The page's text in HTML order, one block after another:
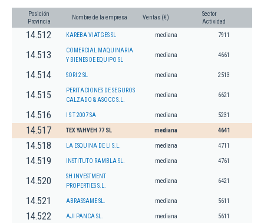
Posición
Provincia
Nombre de la empresa Ventas (€)
Sector
Actividad
14.512 KAREBA VIATGES SL mediana 7911
14.513
COMERCIAL MAQUINARIA
Y BIENES DE EQUIPO SL
mediana 4661
14.514 SORI 2 SL mediana 2513
14.515
PERITACIONES DE SEGUROS
CALZADO & ASOCC S.L.
mediana 6621
14.516 I S T 2007 SA mediana 5231
14.517 TEX YAHVEH 77 SL mediana 4641
14.518 LA ESQUINA DE LI S.L. mediana 4711
14.519 INSTITUTO RAMBLA SL. mediana 4761
14.520
SH INVESTMENT
PROPERTIES S.L.
mediana 6421
14.521 ABRASSAME SL. mediana 5611
14.522 AJI PANCA SL. mediana 5611